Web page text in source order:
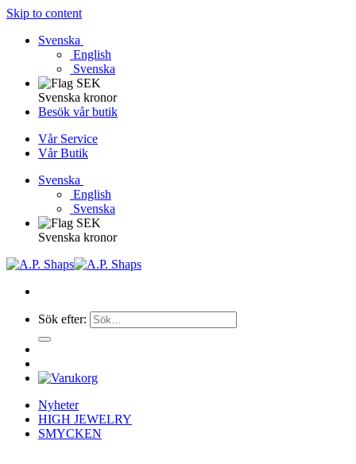
Skip to content
Svenska
English
Svenska
Svenska kronor
Besök vår butik
Vår Service
Vår Butik
Svenska
English
Svenska
Svenska kronor
Sök efter:
Nyheter
HIGH JEWELRY
SMYCKEN